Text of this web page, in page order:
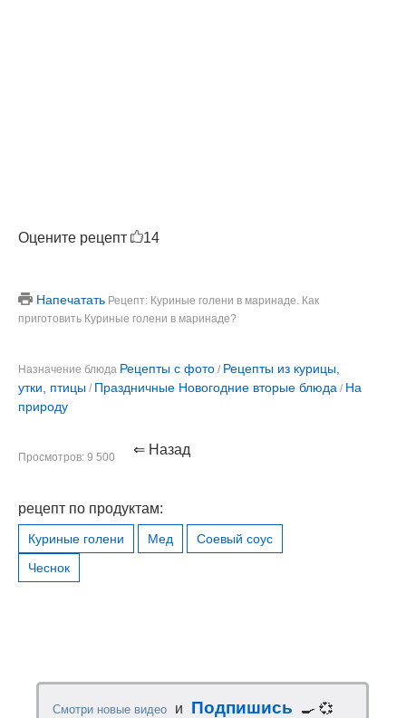
Оцените рецепт 14
Напечатать Рецепт: Куриные голени в маринаде. Как
приготовить Куриные голени в маринаде?
Назначение блюда Рецепты с фото / Рецепты из курицы,
утки, птицы / Праздничные Новогодние вторые блюда / На
природу
Просмотров: 9 500 ⇐ Назад
рецепт по продуктам:
Куриные голени Мед
Соевый соус
Чеснок
Смотри новые видео и Подпишись
🍳 💞